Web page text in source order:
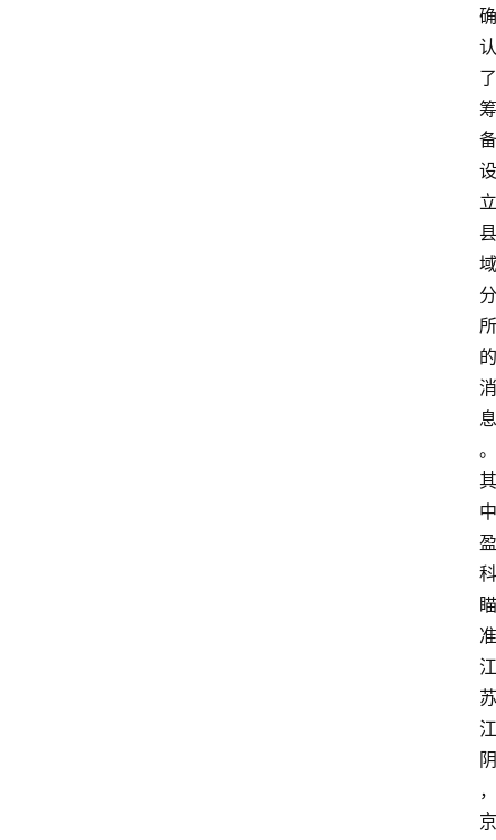
确
认
了
筹
备
设
立
县
域
分
所
的
消
息
。
其
中
盈
科
瞄
准
江
苏
江
阴
，
京